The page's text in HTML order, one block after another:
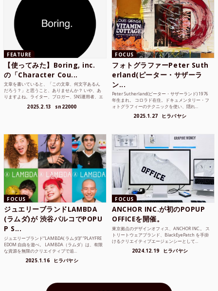
FEATURE
【使ってみた】Boring, inc.
の「Character Cou...
文章を書いていると、「この文章、何文字あるん
だろう？」と思うこと、ありませんか？ いや、あ
りますよね。ライター、ブロガー、SNS運用者、エ
2025.2.13 sn22000
FOCUS
フォトグラファーPeter Suth
erland(ピーター・サザーラ
ン...
Peter Sutherland(ピーター・サザーランド) 1976
年生まれ。 コロラド在住。ドキュメンタリー・フ
ォトグラフィーのテクニックを使い、隠れ...
2025.1.27 ヒラバヤシ
FOCUS
ジュエリーブランドLAMBDA
(ラムダ)が 渋谷パルコでPOPU
P S...
ジュエリーブランド“LAMBDA( ラムダ))” “PLAYFRE
EDOM 自由を遊べ。 LAMBDA（ラムダ）は、有限
な資源を無限のクリエイティブで追...
2025.1.16 ヒラバヤシ
FOCUS
ANCHOR INC.が初のPOPUP
OFFICEを開催。
東京拠点のデザインオフィス、ANCHOR INC.。 ス
トリートウェアブランド、BlackEyePatch を手掛
けるクリエイティブエージェンシーとして...
2024.12.19 ヒラバヤシ